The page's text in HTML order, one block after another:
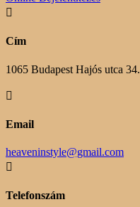

Cím
1065 Budapest Hajós utca 34.

Email
heaveninstyle@gmail.com

Telefonszám